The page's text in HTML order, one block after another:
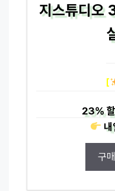
지스튜디오
[
23%
구